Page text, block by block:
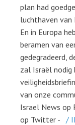
plan had
luchthaven van
En in Europa
beramen van
gedegradeerd,
zal Israël nodig
van onze
Israel News op
op Twitter - /